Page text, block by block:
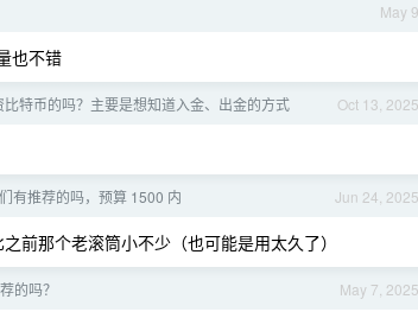
May 9
也不错
Oct 13, 2025
特币的吗？主要是想知道入金、出金的方式
Jun 24, 2025
有推荐的吗，预算 1500 内
前那个老滚筒小不少（也可能是用太久了）
May 7, 2025
的吗？